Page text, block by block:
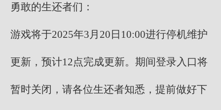
勇敢的生还者们：
游戏将于2025年3月20日10:00进行停机维护
更新，预计12点完成更新。期间登录入口将
暂时关闭，请各位生还者知悉，提前做好下